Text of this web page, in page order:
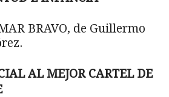
BRAVO, de Guillermo
AL MEJOR CARTEL DE